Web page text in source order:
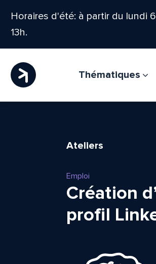
Horaires d'été: à partir du lundi
13h.
Thématiques
Ateliers
Emploi
Création
profil